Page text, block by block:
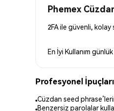
Phemex
2FA ile güvenli, kolay
En İyi Kullanım günlük
Profesyonel
Cüzdan seed
Benzersiz parolalar